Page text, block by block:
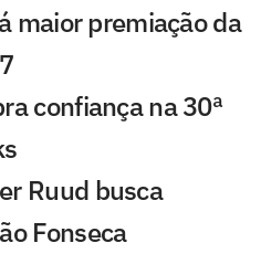
maior premiação da
confiança na 30ª
Ruud busca
Fonseca